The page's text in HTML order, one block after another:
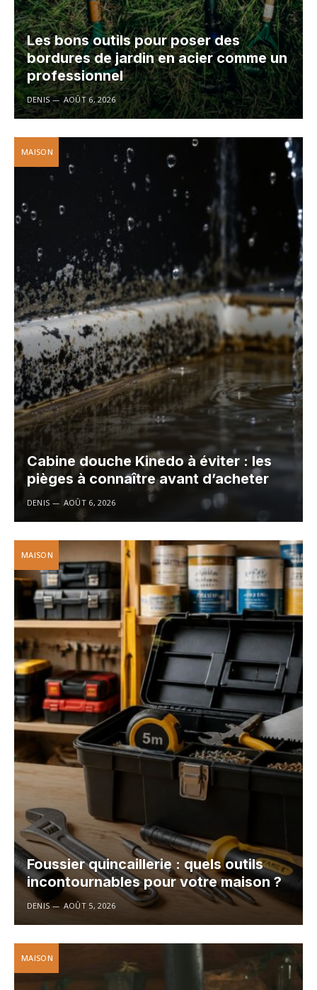
Les bons outils pour poser des
bordures de jardin en acier comme un
professionnel
DENIS AOÛT 6, 2026
MAISON
Cabine douche Kinedo à éviter : les
pièges à connaître avant d’acheter
DENIS AOÛT 6, 2026
MAISON
Foussier quincaillerie : quels outils
incontournables pour votre maison ?
DENIS AOÛT 5, 2026
MAISON